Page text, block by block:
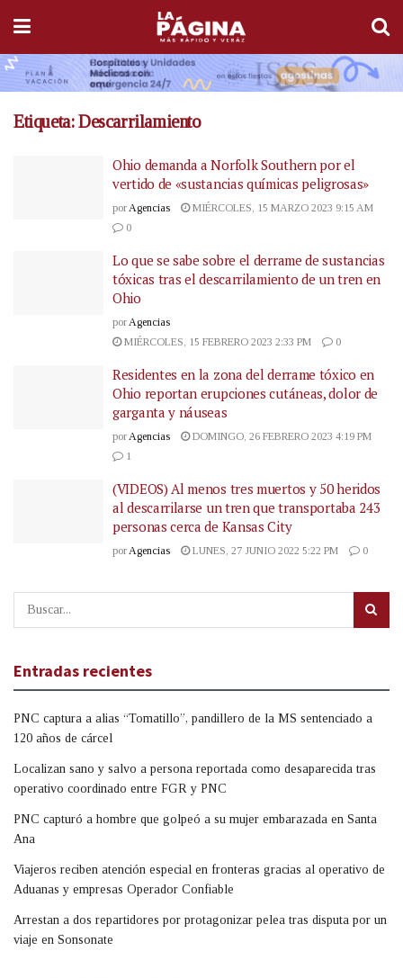
Etiqueta:Descarrilamiento
Ohio demanda a Norfolk Southern por el
vertido de «sustancias químicas peligrosas»
por Agencias
MIÉRCOLES, 15 MARZO 2023 9:15 AM
0
Lo que se sabe sobre el derrame de sustancias
tóxicas tras el descarrilamiento de un tren en
Ohio
por Agencias
MIÉRCOLES, 15 FEBRERO 2023 2:33 PM
0
Residentes en la zona del derrame tóxico en
Ohio reportan erupciones cutáneas, dolor de
garganta y náuseas
por Agencias
DOMINGO, 26 FEBRERO 2023 4:19 PM
1
(VIDEOS) Al menos tres muertos y 50 heridos
al descarrilarse un tren que transportaba 243
personas cerca de Kansas City
por Agencias LUNES, 27 JUNIO 2022 5:22 PM 0
Entradas recientes
PNC captura a alias “Tomatillo”, pandillero de la MS sentenciado a
120 años de cárcel
Localizan sano y salvo a persona reportada como desaparecida tras
operativo coordinado entre FGR y PNC
PNC capturó a hombre que golpeó a su mujer embarazada en Santa
Ana
Viajeros reciben atención especial en fronteras gracias al operativo de
Aduanas y empresas Operador Confiable
Arrestan a dos repartidores por protagonizar pelea tras disputa por un
viaje en Sonsonate